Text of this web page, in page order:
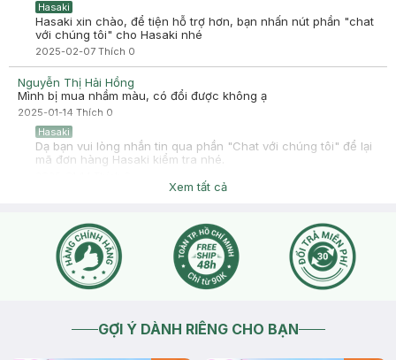
Hasaki
Hasaki xin chào, để tiện hỗ trợ hơn, bạn nhấn nút phần "chat
với chúng tôi" cho Hasaki nhé
2025-02-07 Thích 0
Nguyễn Thị Hải Hồng
Mình bị mua nhầm màu, có đổi được không ạ
2025-01-14 Thích 0
Hasaki
Dạ bạn vui lòng nhắn tin qua phần "Chat với chúng tôi" để lại
mã đơn hàng Hasaki kiểm tra nhé.
Xem tất cả
GỢI Ý DÀNH RIÊNG CHO BẠN